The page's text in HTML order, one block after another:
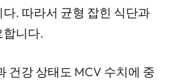
. 따라서 균형 잡힌 식단과
합니다.
건강 상태도 MCV 수치에 중